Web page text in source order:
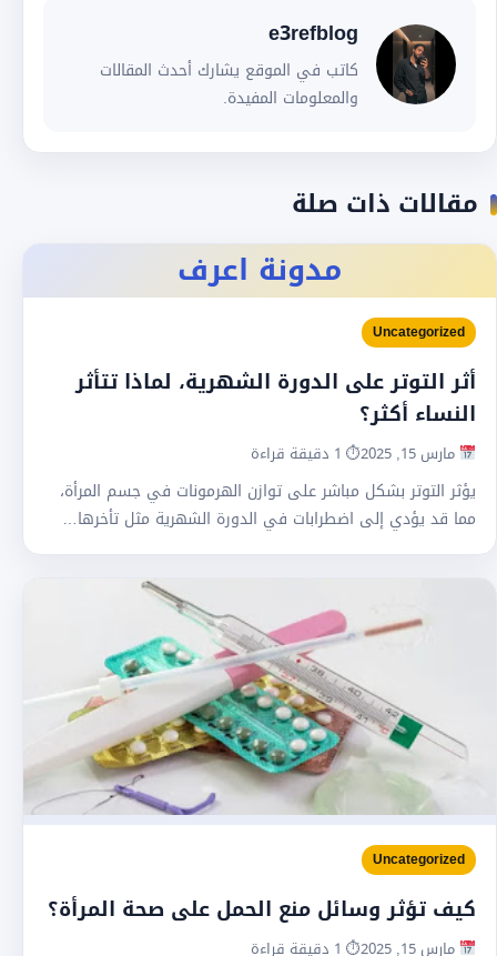
e3refblog
كاتب في الموقع يشارك أحدث المقالات
والمعلومات المفيدة.
مقالات ذات صلة
مدونة اعرف
Uncategorized
أثر التوتر على الدورة الشهرية، لماذا تتأثر
النساء أكثر؟
مارس 15, 2025 ⏱ 1 دقيقة قراءة
يؤثر التوتر بشكل مباشر على توازن الهرمونات في جسم المرأة،
مما قد يؤدي إلى اضطرابات في الدورة الشهرية مثل تأخرها…
Uncategorized
كيف تؤثر وسائل منع الحمل على صحة المرأة؟
مارس 15, 2025 ⏱ 1 دقيقة قراءة